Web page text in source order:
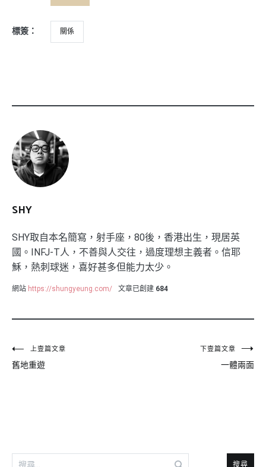
標簽： 關係
SHY
SHY取自本名簡寫，射手座，80後，香港出生，現居英
國。INFJ-T人，不善與人交往，過度理想主義者。信耶
穌，熱刺球迷，喜好甚多但能力太少。
網站 https://shungyeung.com/ 文章已創建 684
文
章
上壹篇文章
舊地重遊
下壹篇文章
一體兩面
搜